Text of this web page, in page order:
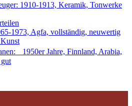
1910-1913, Keramik, Tonwerke
1973, Agfa, vollständig, neuwertig
1950er Jahre, Finnland, Arabia,